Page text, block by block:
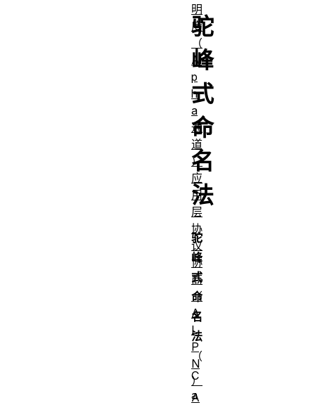
驼
峰
式
命
名
法
驼
峰
式
命
名
法
（
C
a
明
度
（
Al
p
h
a
通
道
）
应
用
层
协
议
协
商
（
A
L
P
N
）
A